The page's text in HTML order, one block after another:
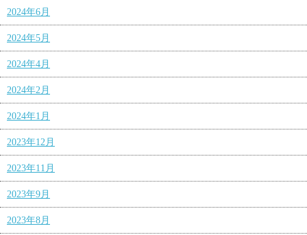
2024年6月
2024年5月
2024年4月
2024年2月
2024年1月
2023年12月
2023年11月
2023年9月
2023年8月